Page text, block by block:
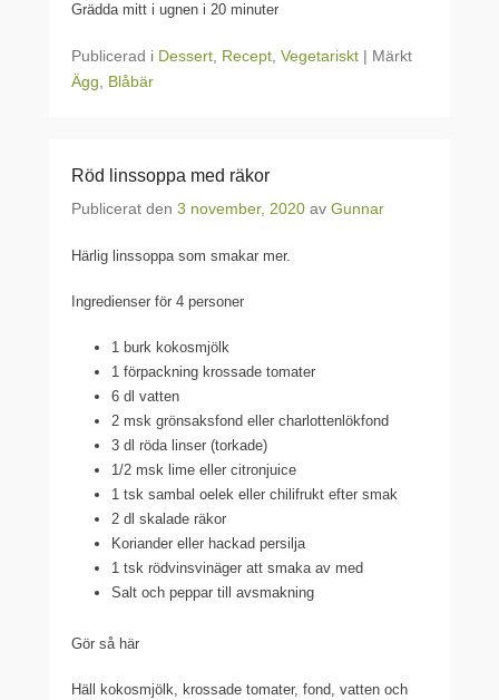
Grädda mitt i ugnen i 20 minuter
Publicerad i Dessert Recept Vegetariskt | Märkt
Ägg
Blåbär
Röd linssoppa med räkor
Publicerat den 3 november, 2020 av Gunnar
Härlig linssoppa som smakar mer.
Ingredienser för 4 personer
1 burk kokosmjölk
1 förpackning krossade tomater
6 dl vatten
2 msk grönsaksfond eller charlottenlökfond
3 dl röda linser (torkade)
1/2 msk lime eller citronjuice
1 tsk sambal oelek eller chilifrukt efter smak
2 dl skalade räkor
Koriander eller hackad persilja
1 tsk rödvinsvinäger att smaka av med
Salt och peppar till avsmakning
Gör så här
Häll kokosmjölk, krossade tomater, fond, vatten och